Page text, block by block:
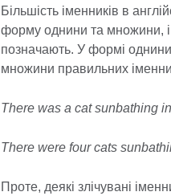
Більшість іменників в
форму однини та множини, і
позначають. У формі
множини правильних
There was a cat sunbathing
There were four cats
Проте, деякі злічувані